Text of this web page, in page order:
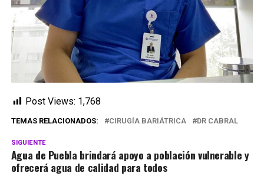
Post Views: 1,768
TEMAS RELACIONADOS: CIRUGÍA BARIÁTRICA DR CABRAL
SIGUIENTE
Agua de Puebla brindará apoyo a población vulnerable y
ofrecerá agua de calidad para todos